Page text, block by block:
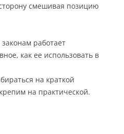
смешивая позицию
работает
как ее использовать в
на краткой
на практической.